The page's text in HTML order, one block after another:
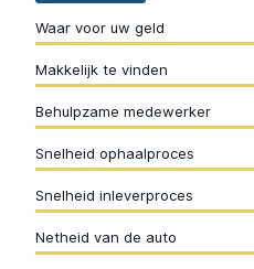
Waar voor uw geld
Makkelijk te vinden
Behulpzame medewerker
Snelheid ophaalproces
Snelheid inleverproces
Netheid van de auto